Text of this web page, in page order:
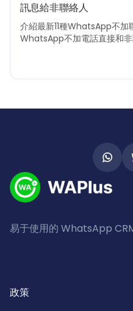
訊息給非聯絡人
介紹最新11種WhatsApp不
WhatsApp不加電話直接和非
易于使用的 WhatsApp
政策